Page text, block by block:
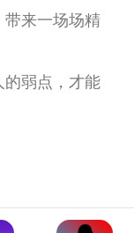
带来一场场精
的弱点，才能